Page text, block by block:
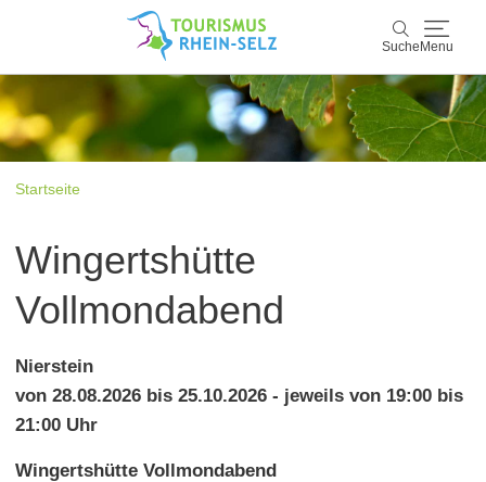
Suche Menu
Suche
Rhein-Selz
Kultur & Events
Startseite
Wingertshütte
Vollmondabend
Nierstein
von 28.08.2026 bis 25.10.2026 - jeweils von 19:00 bis
21:00 Uhr
Wingertshütte Vollmondabend